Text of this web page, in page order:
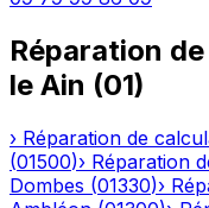
Réparation
le Ain (01)
› Réparation de
(01500)› Réparation
Dombes (01330)›